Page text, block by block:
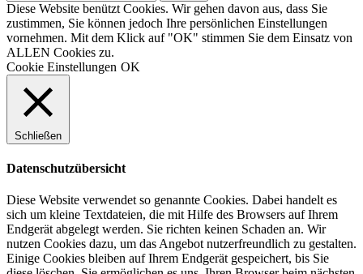
Diese Website benützt Cookies. Wir gehen davon aus, dass Sie
zustimmen, Sie können jedoch Ihre persönlichen Einstellungen
vornehmen. Mit dem Klick auf "OK" stimmen Sie dem Einsatz von
ALLEN Cookies zu.
Cookie Einstellungen OK
Schließen
Datenschutzübersicht
Diese Website verwendet so genannte Cookies. Dabei handelt es
sich um kleine Textdateien, die mit Hilfe des Browsers auf Ihrem
Endgerät abgelegt werden. Sie richten keinen Schaden an. Wir
nutzen Cookies dazu, um das Angebot nutzerfreundlich zu gestalten.
Einige Cookies bleiben auf Ihrem Endgerät gespeichert, bis Sie